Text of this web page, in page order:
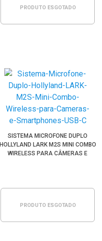
PRODUTO ESGOTADO
SISTEMA MICROFONE DUPLO
HOLLYLAND LARK M2S MINI COMBO
WIRELESS PARA CÂMERAS E
PRODUTO ESGOTADO